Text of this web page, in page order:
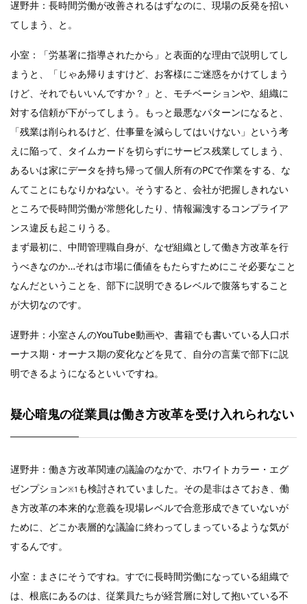
遅野井：長時間労働が改善されるはずなのに、現場の反発を招い
てしまう、と。
小室：「労基署に指導されたから」と表面的な理由で説明してし
まうと、「じゃあ帰りますけど、お客様にご迷惑をかけてしまう
けど、それでもいいんですか？」と、モチベーションや、組織に
対する信頼が下がってしまう。もっと最悪なパターンになると、
「残業は削られるけど、仕事量を減らしてはいけない」という考
えに陥って、タイムカードを切らずにサービス残業してしまう、
あるいは家にデータを持ち帰って個人所有のPCで作業をする、な
んてことにもなりかねない。そうすると、会社が把握しきれない
ところで長時間労働が常態化したり、情報漏洩するコンプライア
ンス違反も起こりうる。
まず最初に、中間管理職自身が、なぜ組織として働き方改革を行
うべきなのか…それは市場に価値をもたらすためにこそ必要なこと
なんだということを、部下に説明できるレベルで腹落ちすること
が大切なのです。
遅野井：小室さんのYouTube動画や、書籍でも書いている人口ボ
ーナス期・オーナス期の変化などを見て、自分の言葉で部下に説
明できるようになるといいですね。
疑心暗鬼の従業員は働き方改革を受け入れられない
遅野井：働き方改革関連の議論のなかで、ホワイトカラー・エグ
ゼンプション※1 も検討されていました。その是非はさておき、働
き方改革の本来的な意義を現場レベルで合意形成できていないが
ために、どこか表層的な議論に終わってしまっているような気が
するんです。
小室：まさにそうですね。すでに長時間労働になっている組織で
は、根底にあるのは、従業員たちが経営層に対して抱いている不